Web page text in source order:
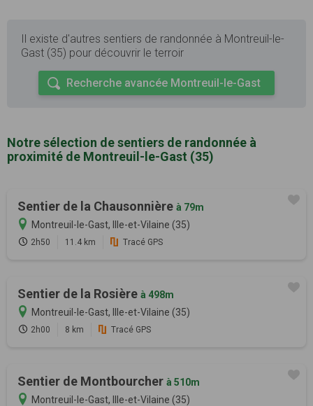
Il existe d'autres sentiers de randonnée à Montreuil-le-
Gast (35) pour découvrir le terroir
Recherche avancée Montreuil-le-Gast
Notre sélection de sentiers de randonnée à
proximité de Montreuil-le-Gast (35)
Sentier de la Chausonnière à 79m
Montreuil-le-Gast, Ille-et-Vilaine (35)
2h50 11.4 km Tracé GPS
Sentier de la Rosière à 498m
Montreuil-le-Gast, Ille-et-Vilaine (35)
2h00 8 km Tracé GPS
Sentier de Montbourcher à 510m
Montreuil-le-Gast, Ille-et-Vilaine (35)